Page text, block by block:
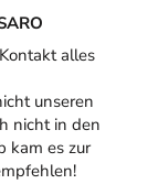
alles
unseren
nicht in den
kam es zur